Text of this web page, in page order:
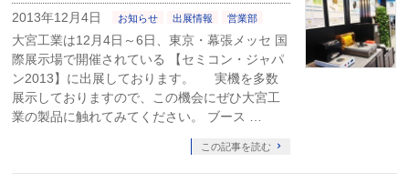
2013年12月4日 お知らせ 出展情報 営業部
大宮工業は12月4日～6日、東京・幕張メッセ 国
際展示場で開催されている 【セミコン・ジャパ
ン2013】に出展しております。 実機を多数
展示しておりますので、この機会にぜひ大宮工
業の製品に触れてみてください。 ブース …
この記事を読む